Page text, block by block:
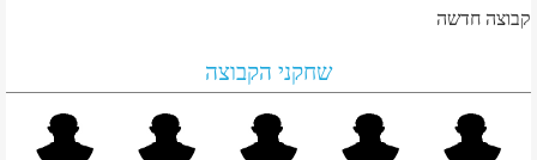
קבוצה חדשה
שחקני הקבוצה